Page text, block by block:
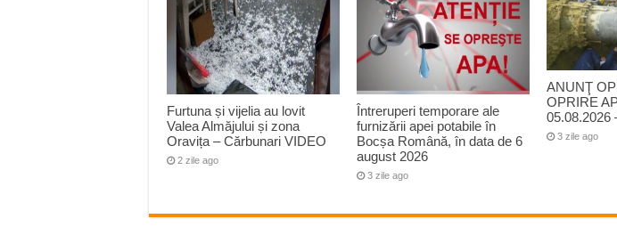
Furtuna și vijelia au lovit
Valea Almăjului și zona
Oravița – Cărbunari VIDEO
2 zile ago
Întreruperi temporare ale
furnizării apei potabile în
Bocșa Română, în data de 6
august 2026
3 zile ago
ANUNŢ
OPRIRE
05.08.2026
3 zile ago